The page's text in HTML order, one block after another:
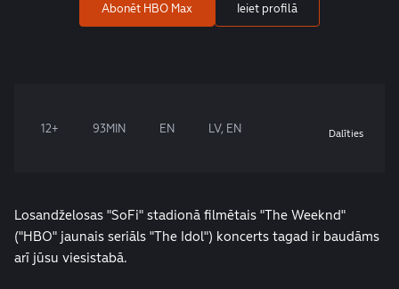
Abonēt HBO Max Ieiet profilā
12+ 93MIN EN LV, EN Dalīties
Losandželosas "SoFi" stadionā filmētais "The Weeknd"
("HBO" jaunais seriāls "The Idol") koncerts tagad ir baudāms
arī jūsu viesistabā.